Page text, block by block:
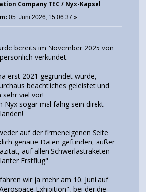
Company TEC / Nyx-Kapsel
05. Juni 2026, 15:06:37 »
bereits im November 2025 von
verkündet.
erst 2021 gegründet wurde,
beachtliches geleistet und
sehr viel vor!
Nyx sogar mal fähig sein direkt
auf der firmeneigenen Seite
genaue Daten gefunden, außer
auf allen Schwerlastraketen
Erstflug"
wir ja mehr am 10. Juni auf
Exhibition", bei der die